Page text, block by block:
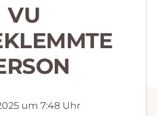
VU
um 7:48 Uhr